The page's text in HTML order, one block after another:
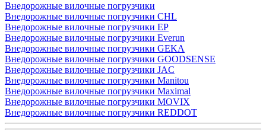
Внедорожные вилочные погрузчики
Внедорожные вилочные погрузчики CHL
Внедорожные вилочные погрузчики EP
Внедорожные вилочные погрузчики Everun
Внедорожные вилочные погрузчики GEKA
Внедорожные вилочные погрузчики GOODSENSE
Внедорожные вилочные погрузчики JAC
Внедорожные вилочные погрузчики Manitou
Внедорожные вилочные погрузчики Maximal
Внедорожные вилочные погрузчики MOVIX
Внедорожные вилочные погрузчики REDDOT